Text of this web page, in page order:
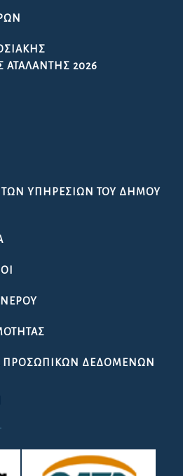
2026
ΤΩΝ ΥΠΗΡΕΣΙΏΝ ΤΟΥ ΔΉΜΟΥ
ΠΡΟΣΩΠΙΚΩΝ ΔΕΔΟΜΕΝΩΝ